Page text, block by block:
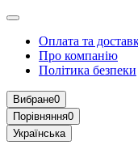
Оплата та
Про компанію
Політика безпеки
Вибране0
Порівняння0
Українська